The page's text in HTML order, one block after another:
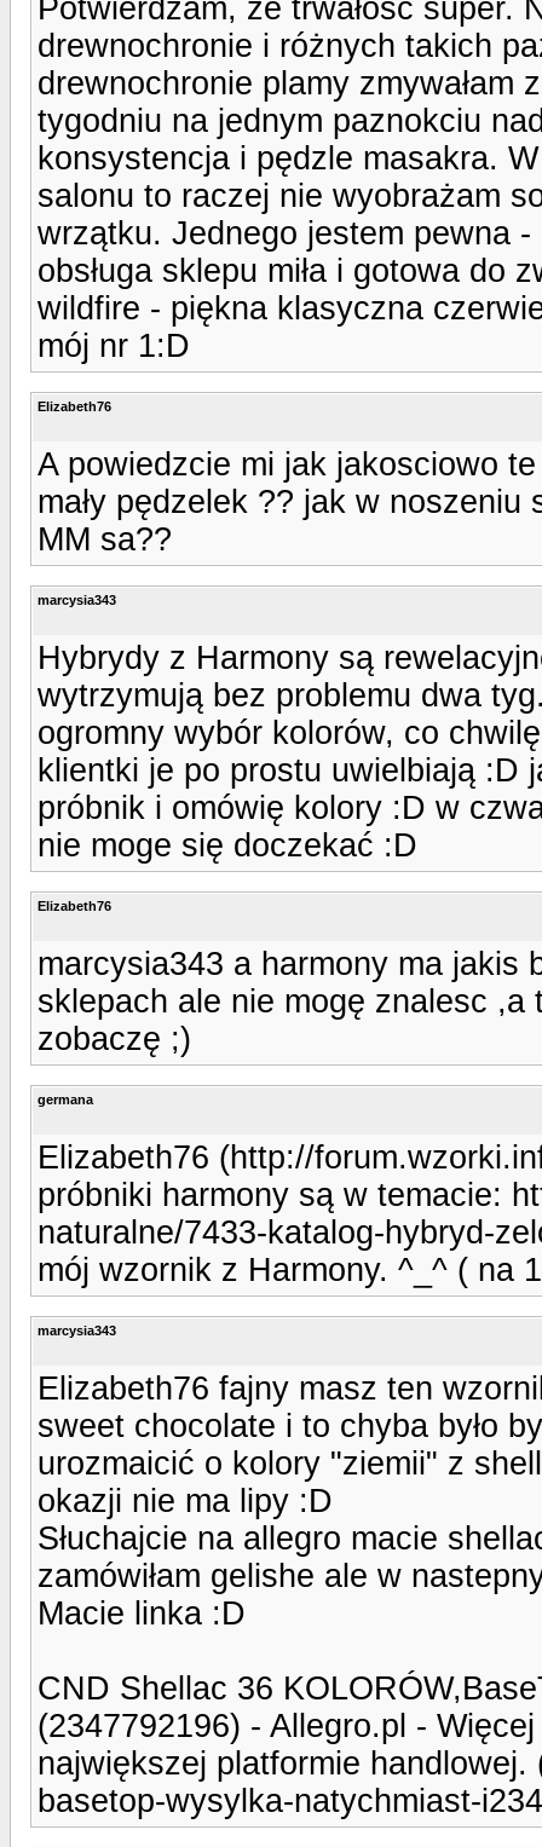
Potwierdzam, że trwałość super.
drewnochronie i różnych takich
drewnochronie plamy zmywałam
tygodniu na jednym paznokciu
konsystencja i pędzle masakra.
salonu to raczej nie wyobrażam
wrzątku. Jednego jestem pewna
obsługa sklepu miła i gotowa do
wildfire - piękna klasyczna
mój nr 1:D
Elizabeth76
A powiedzcie mi jak jakosciowo
mały pędzelek ?? jak w
MM sa??
marcysia343
Hybrydy z Harmony są
wytrzymują bez problemu dwa
ogromny wybór kolorów, co
klientki je po prostu uwielbiają :D
próbnik i omówię kolory :D w
nie moge się doczekać :D
Elizabeth76
marcysia343 a harmony ma jakis
sklepach ale nie mogę znalesc
zobaczę ;)
germana
Elizabeth76 (http://
próbniki harmony są w temacie:
naturalne/7433-katalog-hybryd-
mój wzornik z Harmony. ^_^ ( na
marcysia343
Elizabeth76 fajny masz ten
sweet chocolate i to chyba było
urozmaicić o kolory "ziemii" z
okazji nie ma lipy :D
Słuchajcie na allegro macie
zamówiłam gelishe ale w
Macie linka :D
CND Shellac 36
(2347792196) - Allegro.pl -
największej platformie
basetop-wysylka-natychmiast-